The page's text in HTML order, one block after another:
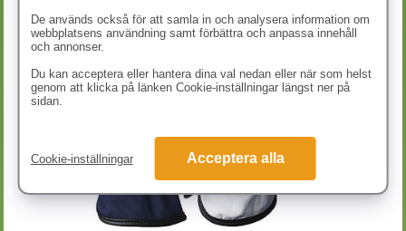
De används också för att samla in och analysera information om
webbplatsens användning samt förbättra och anpassa innehåll
och annonser.
Du kan acceptera eller hantera dina val nedan eller när som helst
genom att klicka på länken Cookie-inställningar längst ner på
sidan.
Cookie-inställningar Acceptera alla